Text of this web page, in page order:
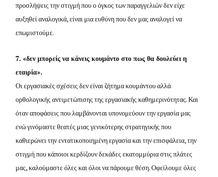
προσλήψεις την στιγμή που ο όγκος των παραγγελιών δεν είχε
αυξηθεί αναλογικά, είναι μια ευθύνη που δεν μας αναλογεί να
επωμιστούμε.
7. «δεν μπορείς να κάνεις κουμάντο στο πως θα δουλεύει η
εταιρία».
Οι εργασιακές σχέσεις δεν είναι ζήτημα κουμάντου αλλά
ορθολογικής αντιμετώπισης της εργασιακής καθημερινότητας. Και
όταν αποφάσεις που λαμβάνονται υπονομεύουν την εργασία μας
ενώ γινόμαστε θεατές μιας γενικότερης στρατηγικής που
καθιερώνει την εντατικοποιημένη εργασία και την επισφάλεια, την
στιγμή που κάποιοι κερδίζουν δεκάδες εκατομμύρια στις πλάτες
μας, καλούμαστε όλες και όλοι να πάρουμε θέση. Οφείλουμε όλες